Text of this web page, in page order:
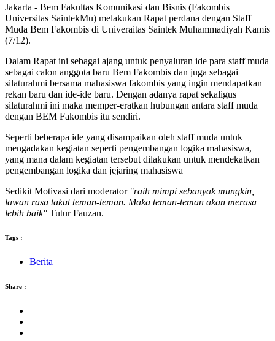
Jakarta - Bem Fakultas Komunikasi dan Bisnis (Fakombis
Universitas SaintekMu) melakukan Rapat perdana dengan Staff
Muda Bem Fakombis di Univeraitas Saintek Muhammadiyah Kamis
(7/12).
Dalam Rapat ini sebagai ajang untuk penyaluran ide para staff muda
sebagai calon anggota baru Bem Fakombis dan juga sebagai
silaturahmi bersama mahasiswa fakombis yang ingin mendapatkan
rekan baru dan ide-ide baru. Dengan adanya rapat sekaligus
silaturahmi ini maka memper-eratkan hubungan antara staff muda
dengan BEM Fakombis itu sendiri.
Seperti beberapa ide yang disampaikan oleh staff muda untuk
mengadakan kegiatan seperti pengembangan logika mahasiswa,
yang mana dalam kegiatan tersebut dilakukan untuk mendekatkan
pengembangan logika dan jejaring mahasiswa
Sedikit Motivasi dari moderator "raih mimpi sebanyak mungkin,
lawan rasa takut teman-teman. Maka teman-teman akan merasa
lebih baik" Tutur Fauzan.
Tags :
Berita
Share :